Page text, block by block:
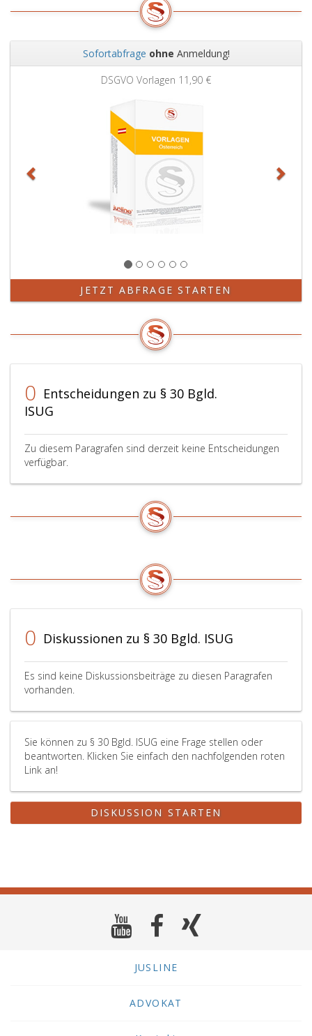
Sofortabfrage ohne Anmeldung!
DSGVO Vorlagen 11,90 €
JETZT ABFRAGE STARTEN
0 Entscheidungen zu § 30 Bgld.
ISUG
Zu diesem Paragrafen sind derzeit keine Entscheidungen
verfügbar.
0 Diskussionen zu § 30 Bgld. ISUG
Es sind keine Diskussionsbeiträge zu diesen Paragrafen
vorhanden.
Sie können zu § 30 Bgld. ISUG eine Frage stellen oder
beantworten. Klicken Sie einfach den nachfolgenden roten
Link an!
DISKUSSION STARTEN
JUSLINE
ADVOKAT